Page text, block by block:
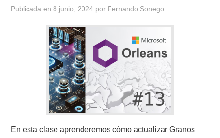
Publicada en8 junio, 2024 por Fernando Sonego
En esta clase aprenderemos cómo actualizar Granos